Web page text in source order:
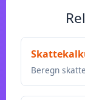
Beregn